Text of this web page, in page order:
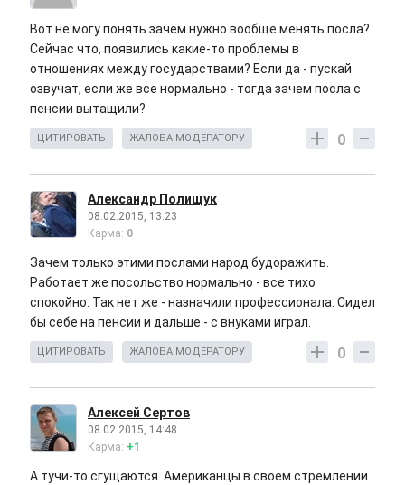
Вот не могу понять зачем нужно вообще менять посла?
Сейчас что, появились какие-то проблемы в
отношениях между государствами? Если да - пускай
озвучат, если же все нормально - тогда зачем посла с
пенсии вытащили?
0
ЦИТИРОВАТЬ ЖАЛОБА МОДЕРАТОРУ
Александр Полищук
08.02.2015, 13:23
Карма: 0
Зачем только этими послами народ будоражить.
Работает же посольство нормально - все тихо
спокойно. Так нет же - назначили профессионала. Сидел
бы себе на пенсии и дальше - с внуками играл.
0
ЦИТИРОВАТЬ ЖАЛОБА МОДЕРАТОРУ
Алексей Сертов
08.02.2015, 14:48
Карма: +1
А тучи-то сгущаются. Американцы в своем стремлении